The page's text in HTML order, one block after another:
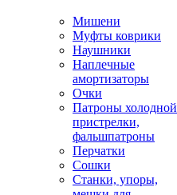
Мишени
Муфты коврики
Наушники
Наплечные
амортизаторы
Очки
Патроны холодной
пристрелки,
фальшпатроны
Перчатки
Сошки
Станки, упоры,